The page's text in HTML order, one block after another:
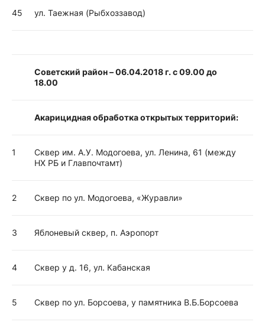
45 ул. Таежная (Рыбхоззавод)
Советский район – 06.04.2018 г. с 09.00 до
18.00
Акарицидная обработка открытых территорий:
1
Сквер им. А.У. Модогоева, ул. Ленина, 61 (между
НХ РБ и Главпочтамт)
2 Сквер по ул. Модогоева, «Журавли»
3 Яблоневый сквер, п. Аэропорт
4 Сквер у д. 16, ул. Кабанская
5 Сквер по ул. Борсоева, у памятника В.Б.Борсоева